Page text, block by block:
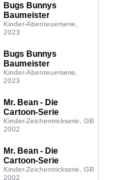
Bugs Bunnys
Baumeister
Kinder-Abenteuerserie,
2023
Bugs Bunnys
Baumeister
Kinder-Abenteuerserie,
2023
Mr. Bean - Die
Cartoon-Serie
Kinder-Zeichentrickserie, GB
2002
Mr. Bean - Die
Cartoon-Serie
Kinder-Zeichentrickserie, GB
2002